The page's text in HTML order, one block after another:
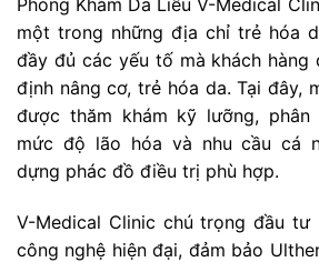
Phòng Khám Da Liễu V-Medical
một trong những địa chỉ trẻ hóa
đầy đủ các yếu tố mà khách hàng
định nâng cơ, trẻ hóa da. Tại đây,
được thăm khám kỹ lưỡng,
mức độ lão hóa và nhu cầu cá
dựng phác đồ điều trị phù hợp.
V-Medical Clinic chú trọng đầu tư
công nghệ hiện đại, đảm bảo